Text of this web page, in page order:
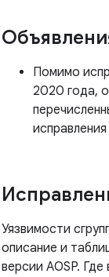
Помимо
2020 года,
Уязвимости
описание и
версии AOSP.